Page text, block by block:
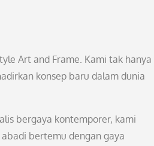
Art and Frame. Kami tak hanya
konsep baru dalam dunia
bergaya kontemporer, kami
bertemu dengan gaya